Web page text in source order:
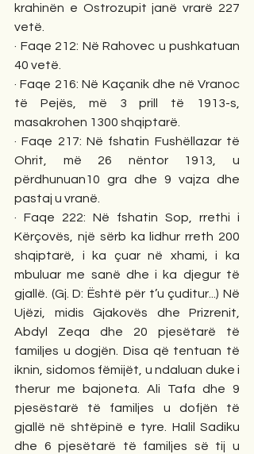
krahinën e Ostrozupit janë vrarë 227
vetë.
· Faqe 212: Në Rahovec u pushkatuan
40 vetë.
· Faqe 216: Në Kaçanik dhe në Vranoc
të Pejës, më 3 prill të 1913-s,
masakrohen 1300 shqiptarë.
· Faqe 217: Në fshatin Fushëllazar të
Ohrit, më 26 nëntor 1913, u
përdhunuan10 gra dhe 9 vajza dhe
pastaj u vranë.
· Faqe 222: Në fshatin Sop, rrethi i
Kërçovës, një sërb ka lidhur rreth 200
shqiptarë, i ka çuar në xhami, i ka
mbuluar me sanë dhe i ka djegur të
gjallë. (Gj. D: Është për t’u çuditur...) Në
Ujëzi, midis Gjakovës dhe Prizrenit,
Abdyl Zeqa dhe 20 pjesëtarë të
familjes u dogjën. Disa që tentuan të
iknin, sidomos fëmijët, u ndaluan duke i
therur me bajoneta. Ali Tafa dhe 9
pjesëstarë të familjes u dofjën të
gjallë në shtëpinë e tyre. Halil Sadiku
dhe 6 pjesëtarë të familjes së tij u